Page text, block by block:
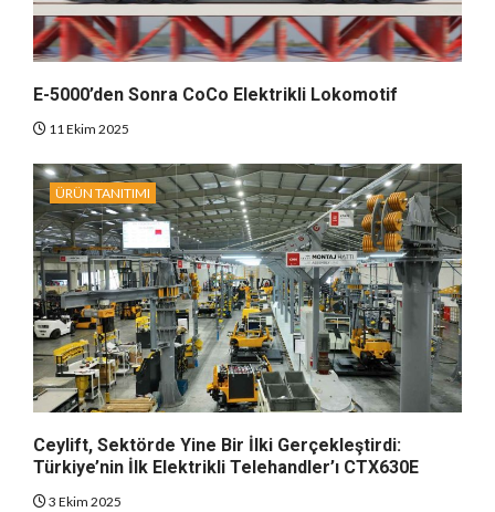
E-5000’den Sonra CoCo Elektrikli Lokomotif
11 Ekim 2025
ÜRÜN TANITIMI
Ceylift, Sektörde Yine Bir İlki Gerçekleştirdi:
Türkiye’nin İlk Elektrikli Telehandler’ı CTX630E
3 Ekim 2025